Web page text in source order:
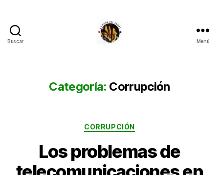
Buscar
Inglés
Menú
Categoría: Corrupción
Categorías
CORRUPCIÓN
Los problemas de